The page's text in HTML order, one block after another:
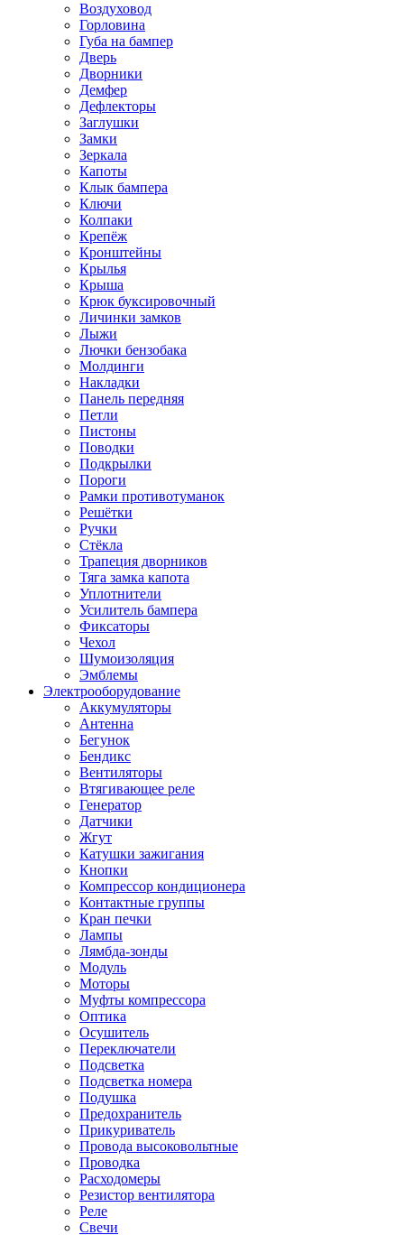
Воздуховод
Горловина
Губа на бампер
Дверь
Дворники
Демфер
Дефлекторы
Заглушки
Замки
Зеркала
Капоты
Клык бампера
Ключи
Колпаки
Крепёж
Кронштейны
Крылья
Крыша
Крюк буксировочный
Личинки замков
Лыжи
Лючки бензобака
Молдинги
Накладки
Панель передняя
Петли
Пистоны
Поводки
Подкрылки
Пороги
Рамки противотуманок
Решётки
Ручки
Стёкла
Трапеция дворников
Тяга замка капота
Уплотнители
Усилитель бампера
Фиксаторы
Чехол
Шумоизоляция
Эмблемы
Электрооборудование
Аккумуляторы
Антенна
Бегунок
Бендикс
Вентиляторы
Втягивающее реле
Генератор
Датчики
Жгут
Катушки зажигания
Кнопки
Компрессор кондиционера
Контактные группы
Кран печки
Лампы
Лямбда-зонды
Модуль
Моторы
Муфты компрессора
Оптика
Осушитель
Переключатели
Подсветка
Подсветка номера
Подушка
Предохранитель
Прикуриватель
Провода высоковольтные
Проводка
Расходомеры
Резистор вентилятора
Реле
Свечи